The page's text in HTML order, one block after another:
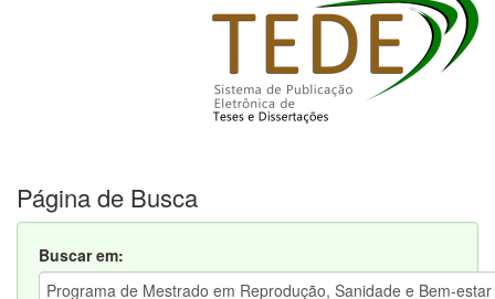
Página de Busca
Buscar em: